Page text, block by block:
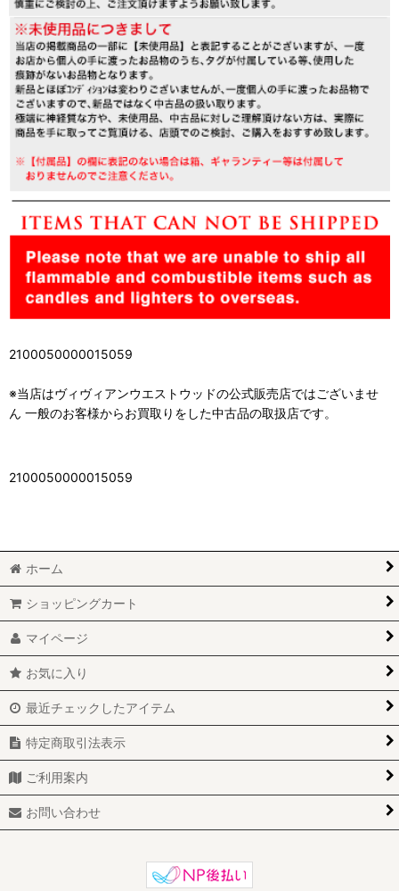
2100050000015059
※当店はヴィヴィアンウエストウッドの公式販売店ではございませ
ん 一般のお客様からお買取りをした中古品の取扱店です。
2100050000015059
ホーム
ショッピングカート
マイページ
お気に入り
最近チェックしたアイテム
特定商取引法表示
ご利用案内
お問い合わせ